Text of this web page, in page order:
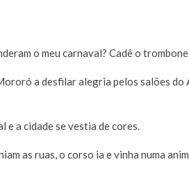
o meu carnaval? Cadê o
a desfilar alegria pelos salões do
e a cidade se vestia de cores.
as ruas, o corso ia e vinha numa